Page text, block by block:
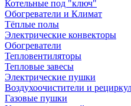
Котельные под "ключ"
Обогреватели и Климат
Тёплые полы
Электрические конвекторы
Обогреватели
Тепловентиляторы
Тепловые завесы
Электрические пушки
Воздухоочистители и
Газовые пушки